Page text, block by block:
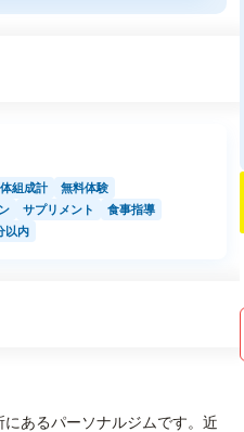
体組成計
無料体験
サプリメント
食事指導
以内
あるパーソナルジムです。近